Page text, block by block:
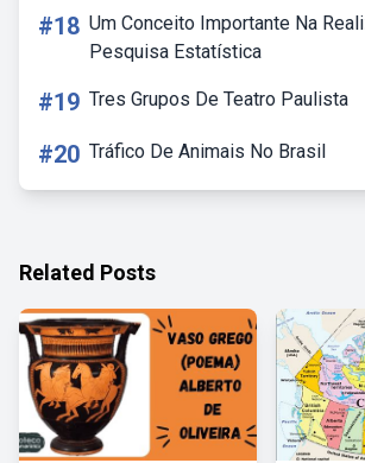
#18 Um Conceito Importante Na
Pesquisa Estatística
#19 Tres Grupos De Teatro Paulista
#20 Tráfico De Animais No Brasil
Related Posts